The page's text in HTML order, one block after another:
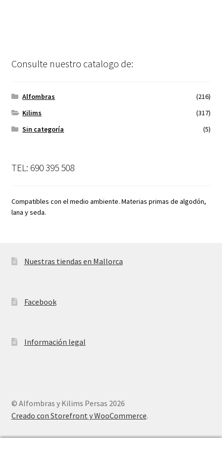
Consulte nuestro catalogo de:
Alfombras
(216)
Kilims
(317)
Sin categoría
(5)
TEL: 690 395 508
Compatibles con el medio ambiente. Materias primas de algodón,
lana y seda.
Nuestras tiendas en Mallorca
Facebook
Información legal
© Alfombras y Kilims Persas 2026
Creado con Storefront y WooCommerce.